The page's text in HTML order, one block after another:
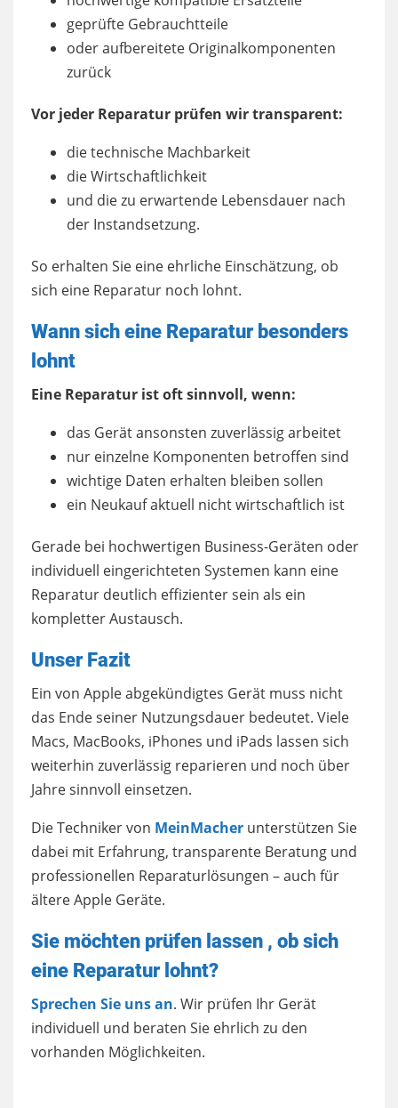
geprüfte Gebrauchtteile
oder aufbereitete Originalkomponenten
zurück
Vor jeder Reparatur prüfen wir transparent:
die technische Machbarkeit
die Wirtschaftlichkeit
und die zu erwartende Lebensdauer nach
der Instandsetzung.
So erhalten Sie eine ehrliche Einschätzung, ob
sich eine Reparatur noch lohnt.
Wann sich eine Reparatur besonders
lohnt
Eine Reparatur ist oft sinnvoll, wenn:
das Gerät ansonsten zuverlässig arbeitet
nur einzelne Komponenten betroffen sind
wichtige Daten erhalten bleiben sollen
ein Neukauf aktuell nicht wirtschaftlich ist
Gerade bei hochwertigen Business-Geräten oder
individuell eingerichteten Systemen kann eine
Reparatur deutlich effizienter sein als ein
kompletter Austausch.
Unser Fazit
Ein von Apple abgekündigtes Gerät muss nicht
das Ende seiner Nutzungsdauer bedeutet. Viele
Macs, MacBooks, iPhones und iPads lassen sich
weiterhin zuverlässig reparieren und noch über
Jahre sinnvoll einsetzen.
Die Techniker von MeinMacher unterstützen Sie
dabei mit Erfahrung, transparente Beratung und
professionellen Reparaturlösungen – auch für
ältere Apple Geräte.
Sie möchten prüfen lassen , ob sich
eine Reparatur lohnt?
Sprechen Sie uns an. Wir prüfen Ihr Gerät
individuell und beraten Sie ehrlich zu den
vorhanden Möglichkeiten.